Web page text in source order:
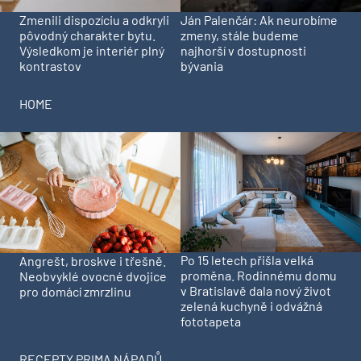
Zmenili dispozíciu a odkryli
pôvodný charakter bytu.
Výsledkom je interiér plný
kontrastov
Ján Palenčár: Ak neurobíme
zmeny, stále budeme
najhorší v dostupnosti
bývania
HOME
Angrešt, broskve i třešně.
Neobvyklé ovocné dvojice
pro domácí zmrzlinu
Po 15 letech přišla velká
proměna. Rodinnému domu
v Bratislavě dala nový život
zelená kuchyně i odvážná
fototapeta